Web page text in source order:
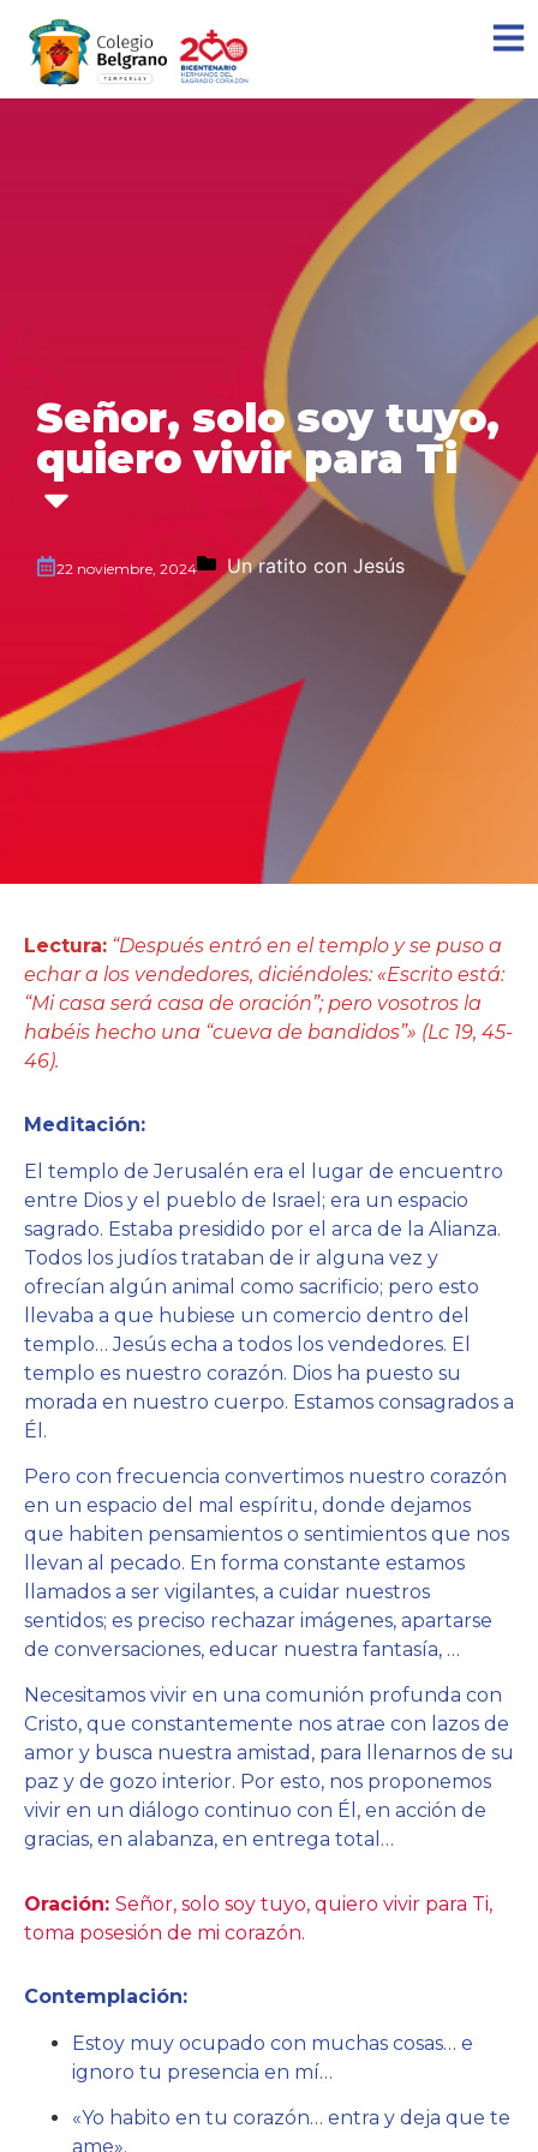
Señor, solo soy tuyo,
quiero vivir para Ti
22 noviembre, 2024 Un ratito con Jesús
Lectura: “Después entró en el templo y se puso a
echar a los vendedores, diciéndoles: «Escrito está:
“Mi casa será casa de oración”; pero vosotros la
habéis hecho una “cueva de bandidos”» (Lc 19, 45-
46).
Meditación:
El templo de Jerusalén era el lugar de encuentro
entre Dios y el pueblo de Israel; era un espacio
sagrado. Estaba presidido por el arca de la Alianza.
Todos los judíos trataban de ir alguna vez y
ofrecían algún animal como sacrificio; pero esto
llevaba a que hubiese un comercio dentro del
templo… Jesús echa a todos los vendedores. El
templo es nuestro corazón. Dios ha puesto su
morada en nuestro cuerpo. Estamos consagrados a
Él.
Pero con frecuencia convertimos nuestro corazón
en un espacio del mal espíritu, donde dejamos
que habiten pensamientos o sentimientos que nos
llevan al pecado. En forma constante estamos
llamados a ser vigilantes, a cuidar nuestros
sentidos; es preciso rechazar imágenes, apartarse
de conversaciones, educar nuestra fantasía, …
Necesitamos vivir en una comunión profunda con
Cristo, que constantemente nos atrae con lazos de
amor y busca nuestra amistad, para llenarnos de su
paz y de gozo interior. Por esto, nos proponemos
vivir en un diálogo continuo con Él, en acción de
gracias, en alabanza, en entrega total…
Oración: Señor, solo soy tuyo, quiero vivir para Ti,
toma posesión de mi corazón.
Contemplación:
Estoy muy ocupado con muchas cosas… e
ignoro tu presencia en mí…
«Yo habito en tu corazón… entra y deja que te
ame».